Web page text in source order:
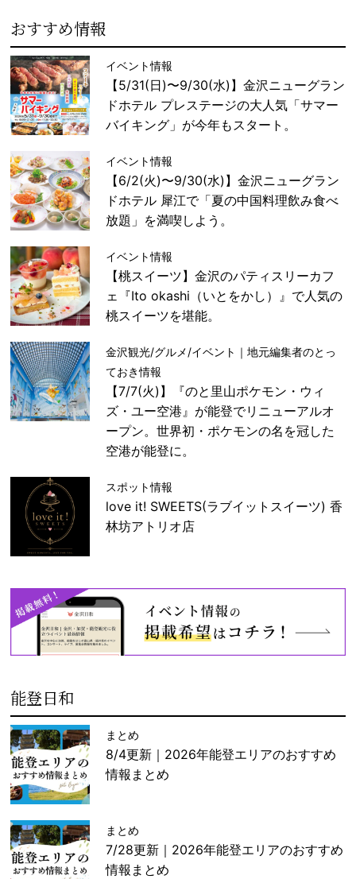
おすすめ情報
イベント情報
【5/31(日)〜9/30(水)】金沢ニューグラン
ドホテル プレステージの大人気「サマー
バイキング」が今年もスタート。
イベント情報
【6/2(火)〜9/30(水)】金沢ニューグラン
ドホテル 犀江で「夏の中国料理飲み食べ
放題」を満喫しよう。
イベント情報
【桃スイーツ】金沢のパティスリーカフ
ェ『Ito okashi（いとをかし）』で人気の
桃スイーツを堪能。
金沢観光/グルメ/イベント｜地元編集者のとっ
ておき情報
【7/7(火)】『のと里山ポケモン・ウィ
ズ・ユー空港』が能登でリニューアルオ
ープン。世界初・ポケモンの名を冠した
空港が能登に。
スポット情報
love it! SWEETS(ラブイットスイーツ) 香
林坊アトリオ店
能登日和
まとめ
8/4更新｜2026年能登エリアのおすすめ
情報まとめ
まとめ
7/28更新｜2026年能登エリアのおすすめ
情報まとめ